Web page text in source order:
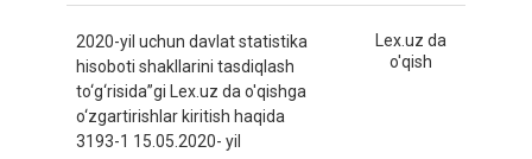
2020-yil uchun davlat statistika
hisoboti shakllarini tasdiqlash
to‘g‘risida”gi Lex.uz da o'qishga
o‘zgartirishlar kiritish haqida
3193-1 15.05.2020- yil
Lex.uz da
o'qish